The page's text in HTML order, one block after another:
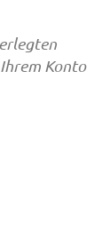
Konto